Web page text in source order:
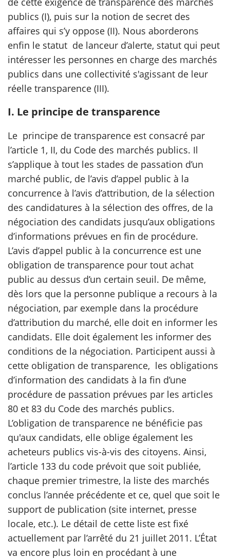
publics (I), puis sur la notion de secret des
affaires qui s’y oppose (II). Nous aborderons
enfin le statut de lanceur d’alerte, statut qui peut
intéresser les personnes en charge des marchés
publics dans une collectivité s'agissant de leur
réelle transparence (III).
I. Le principe de transparence
Le principe de transparence est consacré par
l’article 1, II, du Code des marchés publics. Il
s’applique à tout les stades de passation d’un
marché public, de l’avis d’appel public à la
concurrence à l’avis d’attribution, de la sélection
des candidatures à la sélection des offres, de la
négociation des candidats jusqu’aux obligations
d’informations prévues en fin de procédure.
L’avis d’appel public à la concurrence est une
obligation de transparence pour tout achat
public au dessus d’un certain seuil. De même,
dès lors que la personne publique a recours à la
négociation, par exemple dans la procédure
d’attribution du marché, elle doit en informer les
candidats. Elle doit également les informer des
conditions de la négociation. Participent aussi à
cette obligation de transparence, les obligations
d’information des candidats à la fin d’une
procédure de passation prévues par les articles
80 et 83 du Code des marchés publics.
L’obligation de transparence ne bénéficie pas
qu'aux candidats, elle oblige également les
acheteurs publics vis-à-vis des citoyens. Ainsi,
l’article 133 du code prévoit que soit publiée,
chaque premier trimestre, la liste des marchés
conclus l’année précédente et ce, quel que soit le
support de publication (site internet, presse
locale, etc.). Le détail de cette liste est fixé
actuellement par l’arrêté du 21 juillet 2011. L’État
va encore plus loin en procédant à une